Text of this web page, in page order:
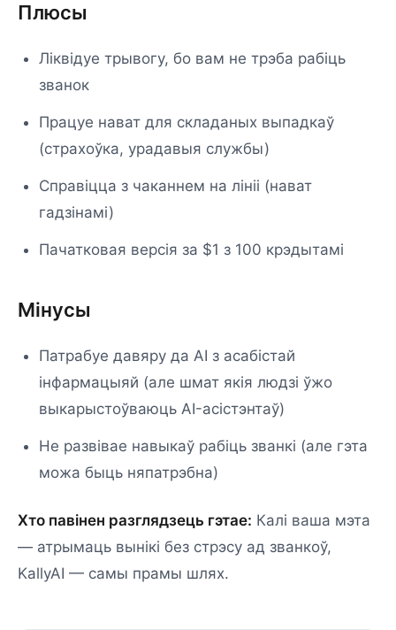
Плюсы
Ліквідуе трывогу, бо вам не трэба рабіць
званок
Працуе нават для складаных выпадкаў
(страхоўка, урадавыя службы)
Справіцца з чаканнем на лініі (нават
гадзінамі)
Пачатковая версія за $1 з 100 крэдытамі
Мінусы
Патрабуе давяру да AI з асабістай
інфармацыяй (але шмат якія людзі ўжо
выкарыстоўваюць AI-асістэнтаў)
Не развівае навыкаў рабіць званкі (але гэта
можа быць няпатрэбна)
Хто павінен разглядзець гэтае: Калі ваша мэта
— атрымаць вынікі без стрэсу ад званкоў,
KallyAI — самы прамы шлях.